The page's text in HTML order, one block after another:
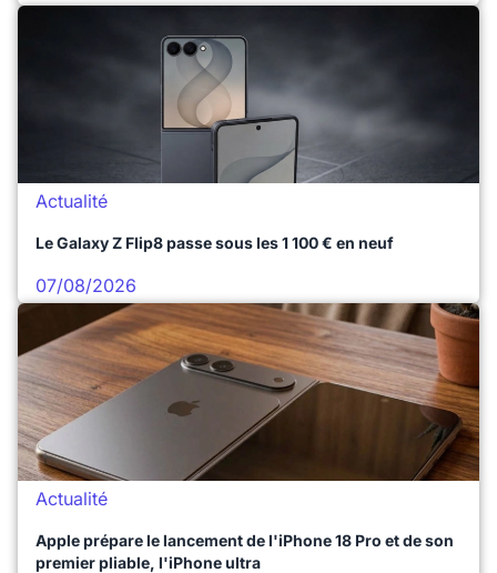
Actualité
Le Galaxy Z Flip8 passe sous les 1 100 € en neuf
07/08/2026
Actualité
Apple prépare le lancement de l'iPhone 18 Pro et de son
premier pliable, l'iPhone ultra